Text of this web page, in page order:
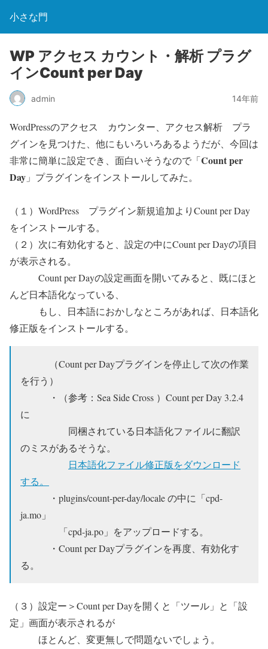
小さな門
WP アクセス カウント・解析 プラグ
インCount per Day
admin 14年前
WordPressのアクセス カウンター、アクセス解析 プラ
グインを見つけた、他にもいろいろあるようだが、今回は
非常に簡単に設定でき、面白いそうなので「Count per
Day 」プラグインをインストールしてみた。
（１）WordPress プラグイン新規追加よりCount per Day
をインストールする。
（２）次に有効化すると、設定の中にCount per Dayの項目
が表示される。
Count per Dayの設定画面を開いてみると、既にほと
んど日本語化なっている、
もし、日本語におかしなところがあれば、日本語化
修正版をインストールする。
（Count per Dayプラグインを停止して次の作業
を行う）
・（参考：Sea Side Cross ）Count per Day 3.2.4
に
同梱されている日本語化ファイルに翻訳
のミスがあるそうな。
日本語化ファイル修正版をダウンロード
する。
・plugins/count-per-day/locale の中に「cpd-
ja.mo」
「cpd-ja.po」をアップロードする。
・Count per Dayプラグインを再度、有効化す
る。
（３）設定ー＞Count per Dayを開くと「ツール」と「設
定」画面が表示されるが
ほとんど、変更無しで問題ないでしょう。